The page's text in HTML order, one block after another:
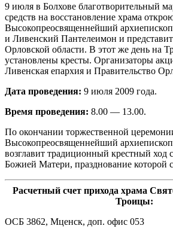
9 июля в Болхове благотворительный
средств на восстановление храма
Высокопреосвященнейший
и Ливенский Пантелеимон и
Орловской области. В этот же день на
установлены кресты. Организаторы
Ливенская епархия и Правительство
Дата проведения: 9 июля 2009 года.
Время проведения: 8.00 — 13.00.
По окончании торжественной
Высокопреосвященнейший
возглавит традиционный крестный ход
Божией Матери, празднование которой
Расчетный счет прихода храма
Троицы:
ОСБ 3862, Мценск, доп. офис 053